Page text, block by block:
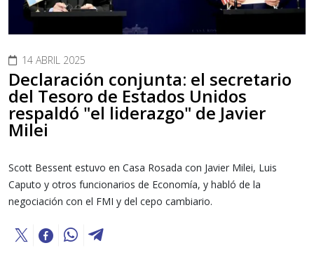
14 ABRIL 2025
Declaración conjunta: el secretario
del Tesoro de Estados Unidos
respaldó "el liderazgo" de Javier
Milei
Scott Bessent estuvo en Casa Rosada con Javier Milei, Luis
Caputo y otros funcionarios de Economía, y habló de la
negociación con el FMI y del cepo cambiario.